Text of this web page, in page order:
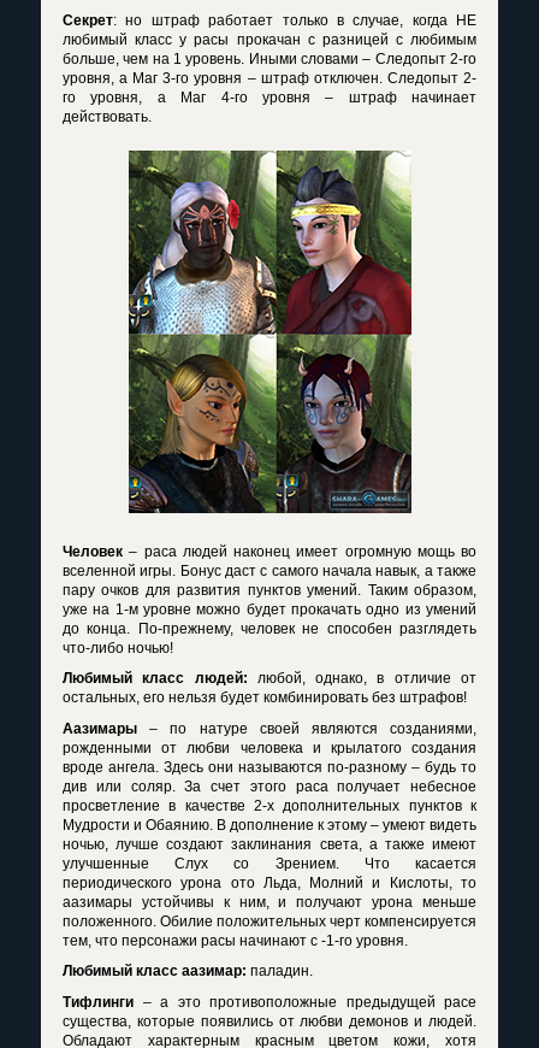
Секрет: но штраф работает только в случае, когда НЕ
любимый класс у расы прокачан с разницей с любимым
больше, чем на 1 уровень. Иными словами – Следопыт 2-го
уровня, а Маг 3-го уровня – штраф отключен. Следопыт 2-
го уровня, а Маг 4-го уровня – штраф начинает
действовать.
Человек – раса людей наконец имеет огромную мощь во
вселенной игры. Бонус даст с самого начала навык, а также
пару очков для развития пунктов умений. Таким образом,
уже на 1-м уровне можно будет прокачать одно из умений
до конца. По-прежнему, человек не способен разглядеть
что-либо ночью!
Любимый класс людей: любой, однако, в отличие от
остальных, его нельзя будет комбинировать без штрафов!
Аазимары – по натуре своей являются созданиями,
рожденными от любви человека и крылатого создания
вроде ангела. Здесь они называются по-разному – будь то
див или соляр. За счет этого раса получает небесное
просветление в качестве 2-х дополнительных пунктов к
Мудрости и Обаянию. В дополнение к этому – умеют видеть
ночью, лучше создают заклинания света, а также имеют
улучшенные Слух со Зрением. Что касается
периодического урона ото Льда, Молний и Кислоты, то
аазимары устойчивы к ним, и получают урона меньше
положенного. Обилие положительных черт компенсируется
тем, что персонажи расы начинают с -1-го уровня.
Любимый класс аазимар: паладин.
Тифлинги – а это противоположные предыдущей расе
существа, которые появились от любви демонов и людей.
Обладают характерным красным цветом кожи, хотя